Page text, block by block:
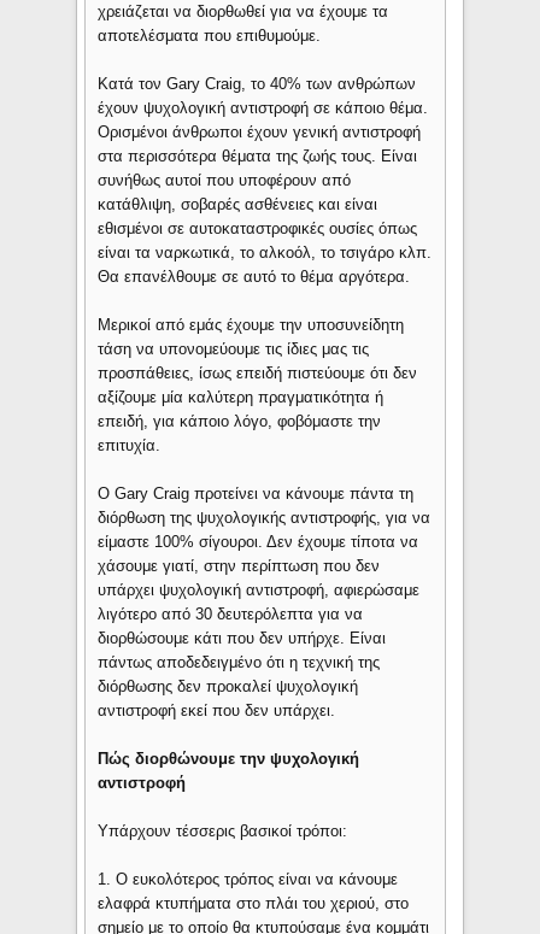
χρειάζεται να διορθωθεί για να έχουμε τα
αποτελέσματα που επιθυμούμε.
Κατά τον Gary Craig, το 40% των ανθρώπων
έχουν ψυχολογική αντιστροφή σε κάποιο θέμα.
Ορισμένοι άνθρωποι έχουν γενική αντιστροφή
στα περισσότερα θέματα της ζωής τους. Είναι
συνήθως αυτοί που υποφέρουν από
κατάθλιψη, σοβαρές ασθένειες και είναι
εθισμένοι σε αυτοκαταστροφικές ουσίες όπως
είναι τα ναρκωτικά, το αλκοόλ, το τσιγάρο κλπ.
Θα επανέλθουμε σε αυτό το θέμα αργότερα.
Μερικοί από εμάς έχουμε την υποσυνείδητη
τάση να υπονομεύουμε τις ίδιες μας τις
προσπάθειες, ίσως επειδή πιστεύουμε ότι δεν
αξίζουμε μία καλύτερη πραγματικότητα ή
επειδή, για κάποιο λόγο, φοβόμαστε την
επιτυχία.
O Gary Craig προτείνει να κάνουμε πάντα τη
διόρθωση της ψυχολογικής αντιστροφής, για να
είμαστε 100% σίγουροι. Δεν έχουμε τίποτα να
χάσουμε γιατί, στην περίπτωση που δεν
υπάρχει ψυχολογική αντιστροφή, αφιερώσαμε
λιγότερο από 30 δευτερόλεπτα για να
διορθώσουμε κάτι που δεν υπήρχε. Είναι
πάντως αποδεδειγμένο ότι η τεχνική της
διόρθωσης δεν προκαλεί ψυχολογική
αντιστροφή εκεί που δεν υπάρχει.
Πώς διορθώνουμε την ψυχολογική
αντιστροφή
Υπάρχουν τέσσερις βασικοί τρόποι:
1. Ο ευκολότερος τρόπος είναι να κάνουμε
ελαφρά κτυπήματα στο πλάι του χεριού, στο
σημείο με το οποίο θα κτυπούσαμε ένα κομμάτι